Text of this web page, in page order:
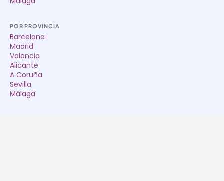
POR PROVINCIA
Barcelona
Madrid
Valencia
Alicante
A Coruña
Sevilla
Málaga